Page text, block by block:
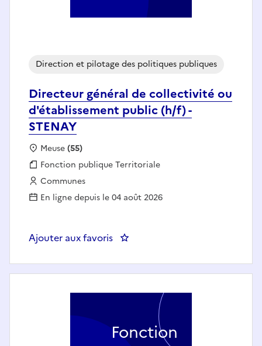
Directeur général de collectivité ou
d'établissement public (h/f) -
STENAY
Direction et pilotage des politiques publiques
Localisation :
Meuse(55)
Fonction publique :
Fonction publique Territoriale
Employeur :
Communes
En ligne depuis le 04 août 2026
Ajouter aux favoris : Directeur général de
Fonction